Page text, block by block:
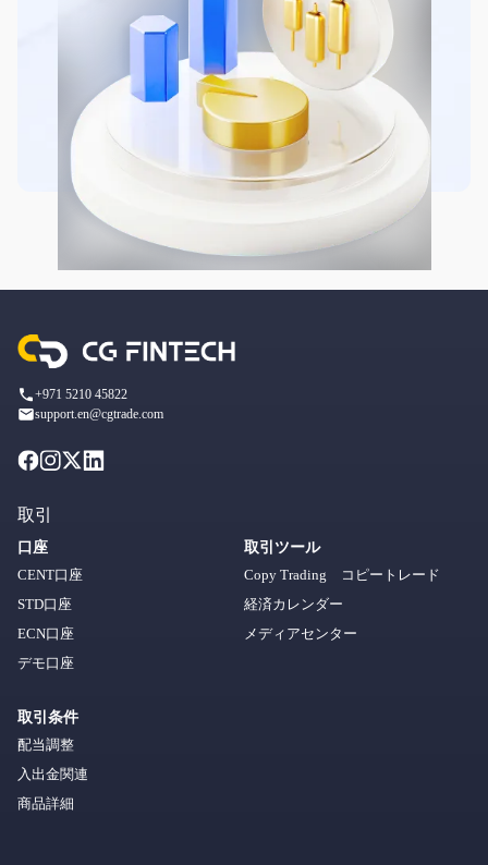
+971 5210 45822
support.en@cgtrade.com
取引
口座
CENT口座
STD口座
ECN口座
デモ口座
取引条件
配当調整
入出金関連
商品詳細
取引ツール
Copy Trading コピートレード
経済カレンダー
メディアセンター